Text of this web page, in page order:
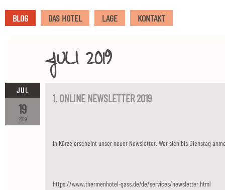
BLOG DAS HOTEL LAGE KONTAKT
JULI 2019
2019
19
JUL
1. ONLINE NEWSLETTER 2019
In Kürze erscheint unser neuer Newsletter. Wer sich bis Dienstag
https://www.thermenhotel-gass.de/de/services/newsletter.html